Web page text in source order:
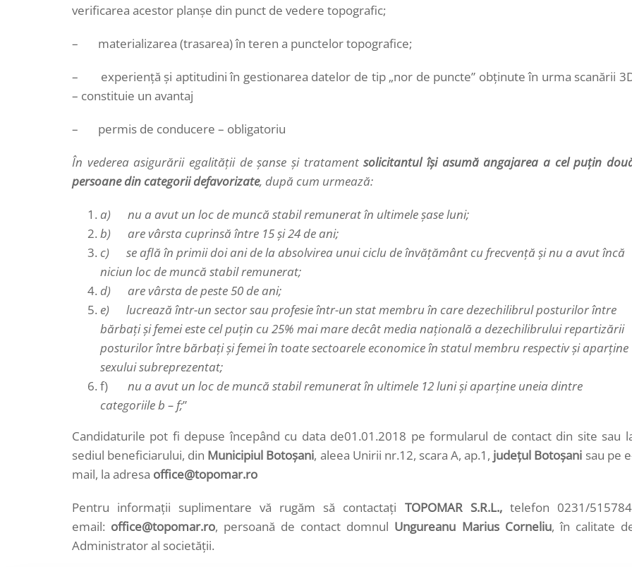
verificarea acestor planşe din punct de vedere topografic;
– materializarea (trasarea) în teren a punctelor topografice;
– experienţă şi aptitudini în gestionarea datelor de tip „nor de puncte” obţinute în urma scanării
– constituie un avantaj
– permis de conducere – obligatoriu
În vederea asigurării egalităţii de şanse şi tratamentsolicitantul îşi asumă angajarea a cel puţin
persoane din categorii defavorizate, după cum urmează:
a) nu a avut un loc de muncă stabil remunerat în ultimele şase luni;
b) are vârsta cuprinsă între 15 şi 24 de ani;
c) se află în primii doi ani de la absolvirea unui ciclu de învăţământ cu frecvenţă şi nu a avut încă
niciun loc de muncă stabil remunerat;
d) are vârsta de peste 50 de ani;
e) lucrează într-un sector sau profesie într-un stat membru în care dezechilibrul posturilor între
bărbaţi şi femei este cel puţin cu 25% mai mare decât media naţională a dezechilibrului repartizării
posturilor între bărbaţi şi femei în toate sectoarele economice în statul membru respectiv şi aparţine
sexului subreprezentat;
f) nu a avut un loc de muncă stabil remunerat în ultimele 12 luni şi aparţine uneia dintre
categoriile b – f;”
Candidaturile pot fi depuse începând cu data de01.01.2018 pe formularul de contact din site sau
sediul beneficiarului, din Municipiul Botoșani, aleea Unirii nr.12, scara A, ap.1, judeţul Botoșani sau pe
mail, la adresa office@topomar.ro
Pentru informaţii suplimentare vă rugăm să contactaţi TOPOMAR S.R.L., telefon 0231/
email: office@topomar.ro, persoană de contact domnul Ungureanu Marius Corneliu, în calitate
Administrator al societăţii.